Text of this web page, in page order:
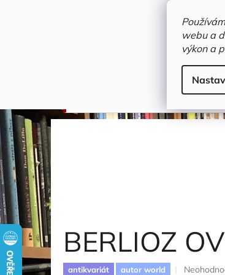
webu a
výkon a
Novinky
Berlioz
BERLIOZ
antikvariát autor world
Průměrné